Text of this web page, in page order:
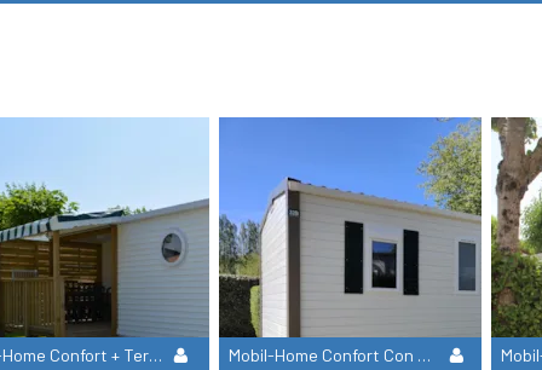
Mobil-Home Confort + Terraza Cubierta
Mobil-Home Confort Con Aire Acondicionado Y Terraza Cubierta